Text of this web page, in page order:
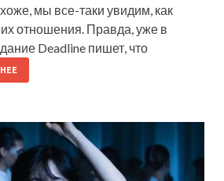
мы все-таки увидим, как
их отношения. Правда, уже в
Deadline пишет, что